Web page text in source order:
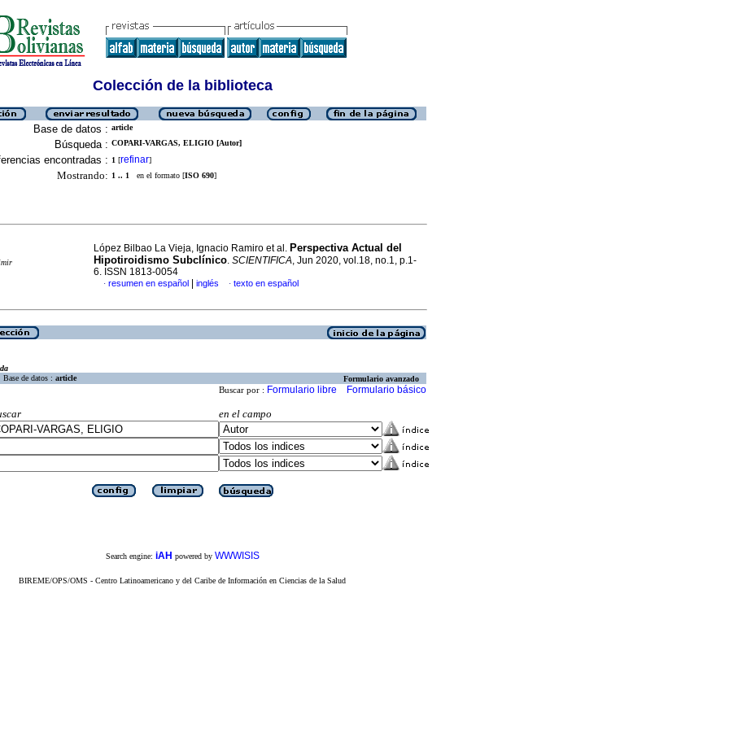
Colección de la biblioteca
Base de datos : article
Búsqueda : COPARI-VARGAS, ELIGIO [Autor]
encontradas : 1 [refinar]
Mostrando: 1 .. 1 en el formato [ISO 690]
López Bilbao La Vieja, Ignacio Ramiro et al. Perspectiva Actual del
Hipotiroidismo Subclínico. SCIENTIFICA, Jun 2020, vol.18, no.1, p.1-
6. ISSN 1813-0054
· resumen en español inglés · texto en español
Base de datos : article Formulario avanzado
Buscar por : Formulario libre Formulario básico
en el campo
Search engine: iAH powered by WWWISIS
BIREME/OPS/OMS - Centro Latinoamericano y del Caribe de Información en Ciencias de la Salud